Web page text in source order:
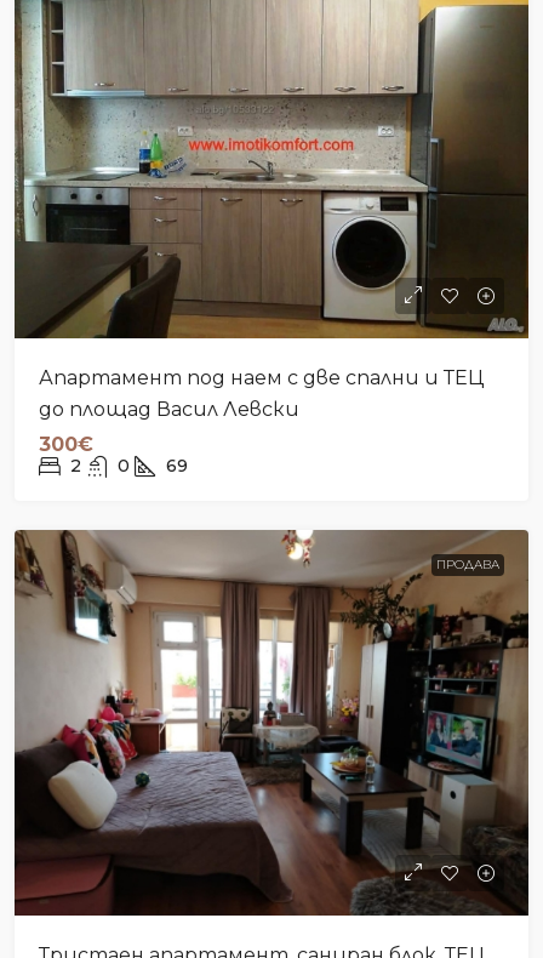
Апартамент под наем с две спални и ТЕЦ
до площад Васил Левски
300€
2 0 69
ПРОДАВА